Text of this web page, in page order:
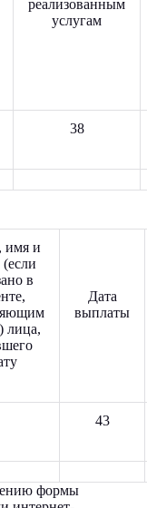
реализованным
услугам
38
имя и
(если
в
лица,
Дата
выплаты
43
формы